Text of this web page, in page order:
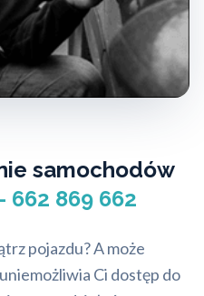
samochodów
662 869 662
pojazdu? A może
Ci dostęp do